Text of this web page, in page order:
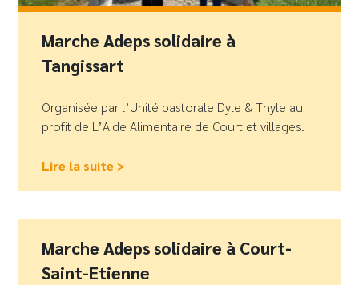
Marche Adeps solidaire à
Tangissart
Organisée par l’Unité pastorale Dyle & Thyle au
profit de L’Aide Alimentaire de Court et villages.
Lire la suite >
Marche Adeps solidaire à Court-
Saint-Etienne